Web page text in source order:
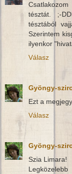
tésztát. ;-
tésztából
Szerintem
ilyenkor
Válasz
Gyöngy-
Ezt a
Válasz
Gyöngy-
Szia Limara!